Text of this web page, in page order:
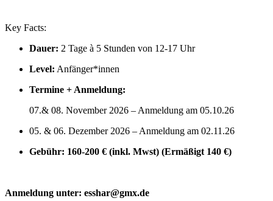
Key Facts:
Dauer: 2 Tage à 5 Stunden von 12-17 Uhr
Level: Anfänger*innen
Termine + Anmeldung:
07.& 08. November 2026 – Anmeldung am 05.10.26
05. & 06. Dezember 2026 – Anmeldung am 02.11.26
Gebühr: 160-200 € (inkl. Mwst) (Ermäßigt 140 €)
Anmeldung unter: esshar@gmx.de